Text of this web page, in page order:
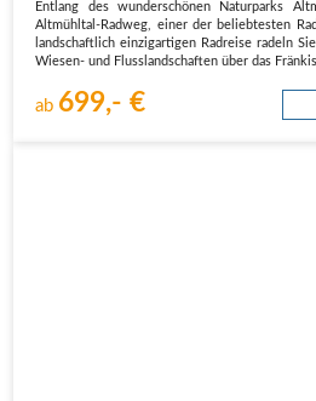
Entlang des wunderschönen Naturparks
Altmühltal-Radweg, einer der beliebtesten
landschaftlich einzigartigen Radreise radeln
Wiesen- und Flusslandschaften über das
ab 699,- €